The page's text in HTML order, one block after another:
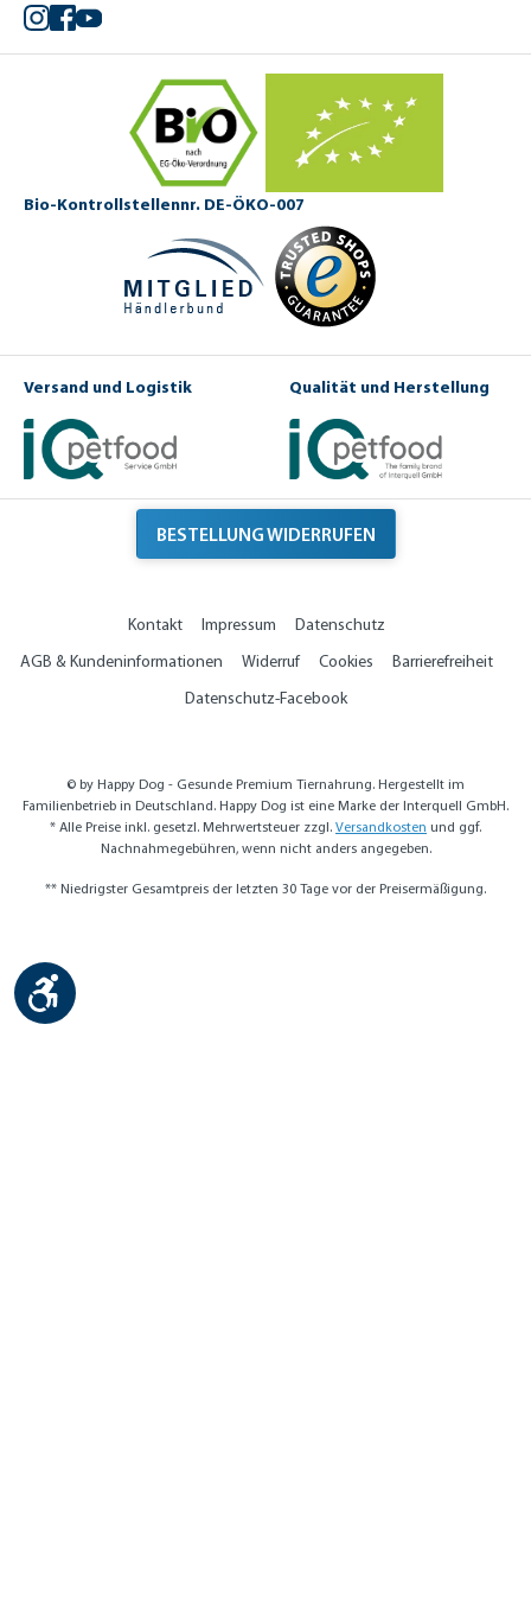
Instagram
Facebook
YouTube
Bio-Kontrollstellennr. DE-ÖKO-007
Versand und Logistik Qualität und Herstellung
BESTELLUNG WIDERRUFEN
Kontakt Impressum
Datenschutz
AGB & Kundeninformationen
Widerruf Cookies
Barrierefreiheit
Datenschutz-Facebook
© by Happy Dog - Gesunde Premium Tiernahrung. Hergestellt im
Familienbetrieb in Deutschland. Happy Dog ist eine Marke der Interquell GmbH.
* Alle Preise inkl. gesetzl. Mehrwertsteuer zzgl. Versandkosten und ggf.
Nachnahmegebühren, wenn nicht anders angegeben.
** Niedrigster Gesamtpreis der letzten 30 Tage vor der Preisermäßigung.
Werkzeugleiste anzeigen